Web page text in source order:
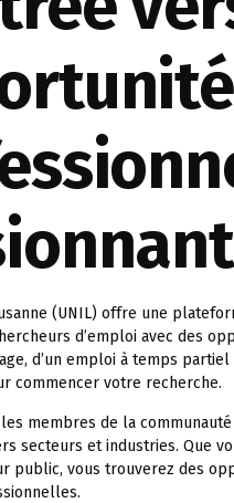
(UNIL) offre une
d’emploi avec des
d’un emploi à temps
commencer votre recherche.
les membres de la
secteurs et industries. Que
public, vous trouverez des